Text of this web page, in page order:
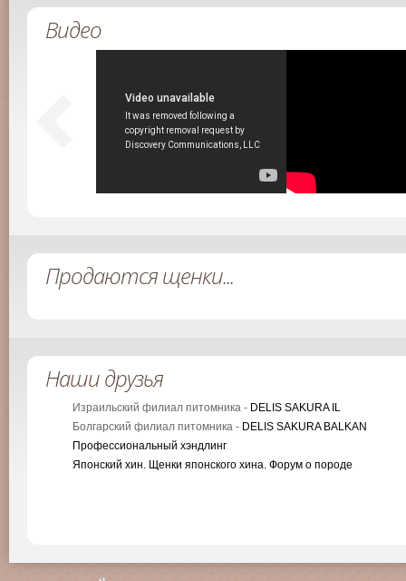
Видео
Продаются щенки...
Наши друзья
Израильский филиал питомника - DELIS SAKURA IL
Болгарский филиал питомника - DELIS SAKURA BALKAN
Профессиональный хэндлинг
Японский хин. Щенки японского хина. Форум о породе